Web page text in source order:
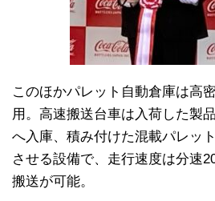
このほかパレット自動倉庫は高
用。高速搬送台車は入荷した製
へ入庫、積み付けた混載パレッ
させる設備で、走行速度は分速
搬送が可能。